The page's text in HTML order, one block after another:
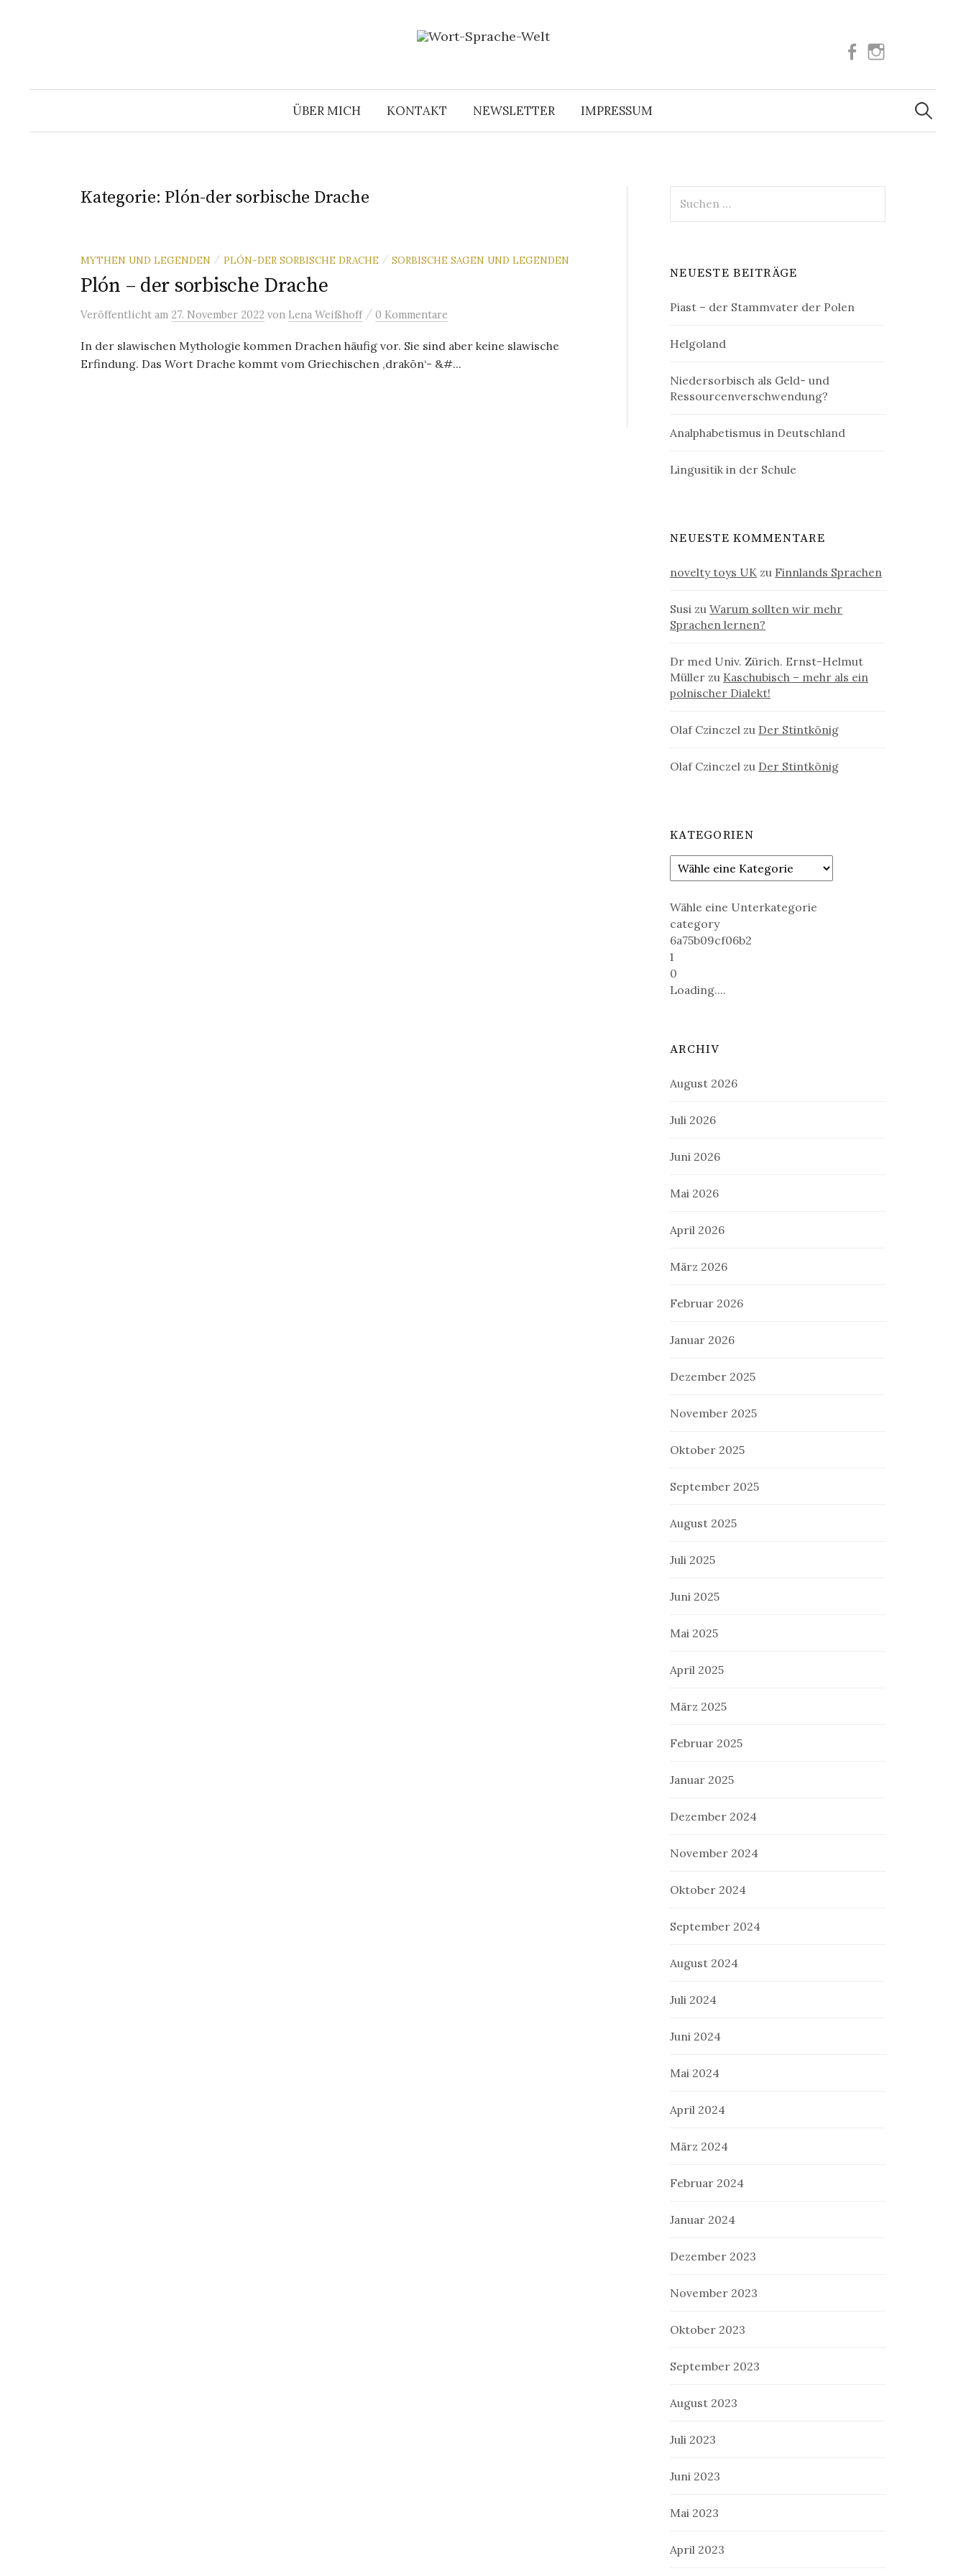
Facebook
ÜBER MICH KONTAKT NEWSLETTER IMPRESSUM
Suchen
nach:
Kategorie: Plón-der sorbische Drache
MYTHEN UND LEGENDEN / PLÓN-DER SORBISCHE DRACHE / SORBISCHE SAGEN UND LEGENDEN
Plón – der sorbische Drache
Veröffentlicht am 27. November 2022 von Lena Weißhoff / 0 Kommentare
In der slawischen Mythologie kommen Drachen häufig vor. Sie sind aber keine slawische
Erfindung. Das Wort Drache kommt vom Griechischen ‚drakōn‘- &#...
nach:
NEUESTE BEITRÄGE
Piast – der Stammvater der Polen
Helgoland
Niedersorbisch als Geld- und
Ressourcenverschwendung?
Analphabetismus in Deutschland
Lingusitik in der Schule
NEUESTE KOMMENTARE
novelty toys UK zu Finnlands Sprachen
Susi zuWarum sollten wir mehr
Sprachen lernen?
Dr med Univ. Zürich. Ernst-Helmut
Müller zu Kaschubisch – mehr als ein
polnischer Dialekt!
Olaf Czinczel zu Der Stintkönig
Olaf Czinczel zu Der Stintkönig
KATEGORIEN
Wähle eine Unterkategorie
category
6a75b09cf06b2
1
0
Loading....
ARCHIV
August 2026
Juli 2026
Juni 2026
Mai 2026
April 2026
März 2026
Februar 2026
Januar 2026
Dezember 2025
November 2025
Oktober 2025
September 2025
August 2025
Juli 2025
Juni 2025
Mai 2025
April 2025
März 2025
Februar 2025
Januar 2025
Dezember 2024
November 2024
Oktober 2024
September 2024
August 2024
Juli 2024
Juni 2024
Mai 2024
April 2024
März 2024
Februar 2024
Januar 2024
Dezember 2023
November 2023
Oktober 2023
September 2023
August 2023
Juli 2023
Juni 2023
Mai 2023
April 2023